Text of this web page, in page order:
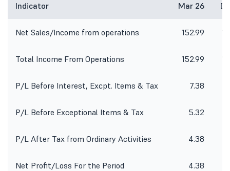
Indicator Mar 26
Net Sales/Income from operations 152.99
Total Income From Operations 152.99
P/L Before Interest, Excpt. Items & Tax 7.38
P/L Before Exceptional Items & Tax 5.32
P/L After Tax from Ordinary Activities 4.38
Net Profit/Loss For the Period 4.38